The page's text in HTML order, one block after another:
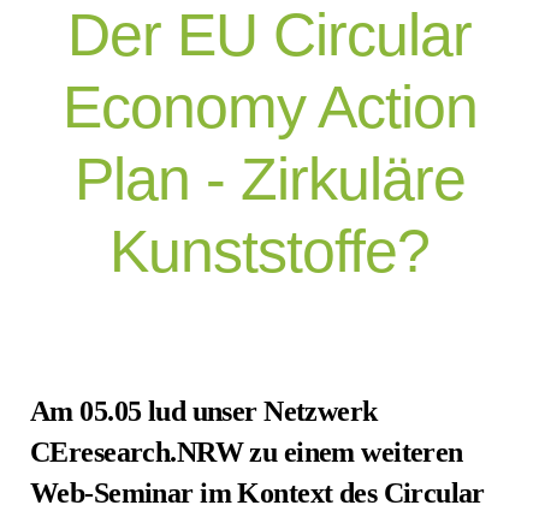
Der EU Circular
Economy Action
Plan - Zirkuläre
Kunststoffe?
Am 05.05 lud unser Netzwerk
CEresearch.NRW zu einem weiteren
Web-Seminar im Kontext des Circular